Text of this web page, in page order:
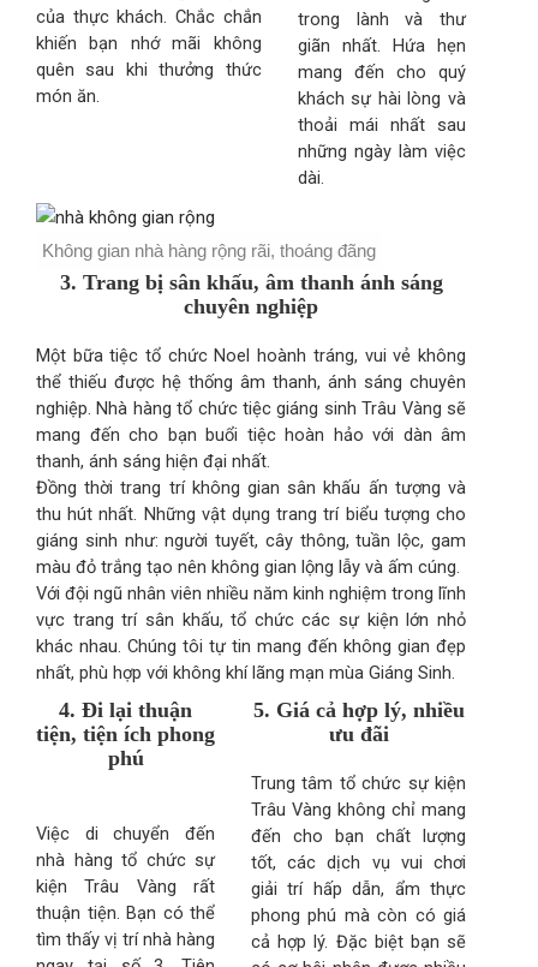
của thực khách. Chắc chắn
khiến bạn nhớ mãi không
quên sau khi thưởng thức
món ăn.
trong lành và thư
giãn nhất. Hứa hẹn
mang đến cho quý
khách sự hài lòng và
thoải mái nhất sau
những ngày làm việc
dài.
Không gian nhà hàng rộng rãi, thoáng đãng
3. Trang bị sân khấu, âm thanh ánh sáng
chuyên nghiệp
Một bữa tiệc tổ chức Noel hoành tráng, vui vẻ không
thể thiếu được hệ thống âm thanh, ánh sáng chuyên
nghiệp. Nhà hàng tổ chức tiệc giáng sinh Trâu Vàng sẽ
mang đến cho bạn buổi tiệc hoàn hảo với dàn âm
thanh, ánh sáng hiện đại nhất.
Đồng thời trang trí không gian sân khấu ấn tượng và
thu hút nhất. Những vật dụng trang trí biểu tượng cho
giáng sinh như: người tuyết, cây thông, tuần lộc, gam
màu đỏ trắng tạo nên không gian lộng lẫy và ấm cúng.
Với đội ngũ nhân viên nhiều năm kinh nghiệm trong lĩnh
vực trang trí sân khấu, tổ chức các sự kiện lớn nhỏ
khác nhau. Chúng tôi tự tin mang đến không gian đẹp
nhất, phù hợp với không khí lãng mạn mùa Giáng Sinh.
4. Đi lại thuận
tiện, tiện ích phong
phú
Việc di chuyển đến
nhà hàng tổ chức sự
kiện Trâu Vàng rất
thuận tiện. Bạn có thể
tìm thấy vị trí nhà hàng
5. Giá cả hợp lý, nhiều
ưu đãi
Trung tâm tổ chức sự kiện
Trâu Vàng không chỉ mang
đến cho bạn chất lượng
tốt, các dịch vụ vui chơi
giải trí hấp dẫn, ẩm thực
phong phú mà còn có giá
cả hợp lý. Đặc biệt bạn sẽ